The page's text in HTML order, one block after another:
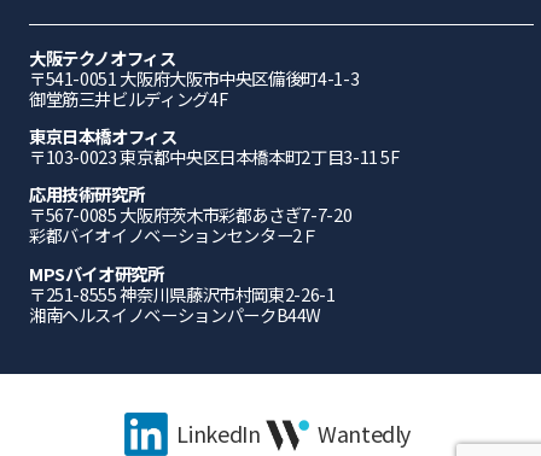
大阪テクノオフィス
〒541-0051 ⼤阪府⼤阪市中央区備後町4-1-3
御堂筋三井ビルディング4F
東京日本橋オフィス
〒103-0023 東京都中央区日本橋本町2丁目3-11 5F
応⽤技術研究所
〒567-0085 ⼤阪府茨⽊市彩都あさぎ7-7-20
彩都バイオイノベーションセンター2Ｆ
MPSバイオ研究所
〒251-8555 神奈川県藤沢市村岡東2-26-1
湘南ヘルスイノベーションパークB44W
LinkedIn Wantedly